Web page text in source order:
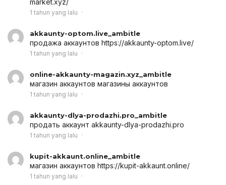
1 tahun yang lalu
akkaunty-optom.live_ambitle
продажа аккаунтов https://akkaunty-optom.live/
1 tahun yang lalu
online-akkaunty-magazin.xyz_ambitle
магазин аккаунтов магазины аккаунтов
1 tahun yang lalu
akkaunty-dlya-prodazhi.pro_ambitle
продать аккаунт akkaunty-dlya-prodazhi.pro
1 tahun yang lalu
kupit-akkaunt.online_ambitle
магазин аккаунтов https://kupit-akkaunt.online/
1 tahun yang lalu